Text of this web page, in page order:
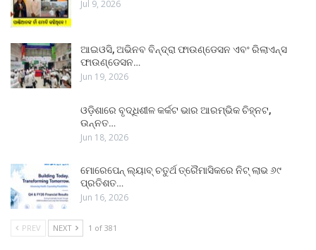
Jul 9, 2026
ଆଇଓସି, ଅଭିନବ ବିନ୍ଦ୍ରା ଫାଉଣ୍ଡେସନ ଏବଂ ରିଲାଏନ୍ସ
ଫାଉଣ୍ଡେସନ…
Jun 19, 2026
ଓଡ଼ିଶାରେ ବୃଦ୍ଧିଶୀଳ କର୍କଟ ଭାର ଆରମ୍ଭିକ ଚିହ୍ନଟ,
ଉନ୍ନତ…
Jun 18, 2026
ମୋରେପେନ୍ ଲ୍ୟାବ୍ ଚତୁର୍ଥ ତ୍ରୈମାସିକରେ ନିଟ୍ ଲାଭ ୬୯
ପ୍ରତିଶତ…
Jun 16, 2026
PREV NEXT 1 of 381